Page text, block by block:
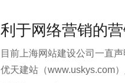
利于网络营销的
目前上海网站建设公司一直
优天建站（www.uskys.com